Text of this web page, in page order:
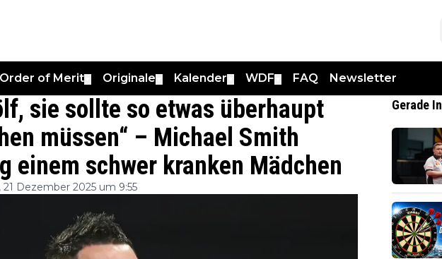
Order of Merit Originale Kalender WDF FAQ Newsletter
sie sollte so etwas überhaupt
müssen“ – Michael Smith
einem schwer kranken Mädchen
Dezember 2025 um 9:55
Gerade In